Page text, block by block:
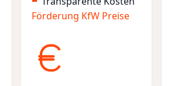
Förderung KfW Preise